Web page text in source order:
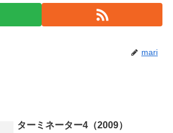
mari
ターミネーター4（2009）